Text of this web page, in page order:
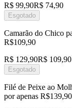
R$ 99,90R$ 74,90
Esgotado
Camarão do Chico
R$109,90
R$ 129,90R$ 109,90
Esgotado
Filé de Peixe ao
por apenas R$139,90